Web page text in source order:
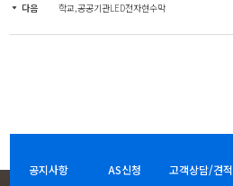
다음 학교,공공기관LED전자현수막
공지사항 AS신청 고객상담/견적